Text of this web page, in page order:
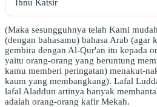
(Maka sesungguhnya telah Kami
(dengan bahasamu) bahasa Arab (agar
gembira dengan Al-Qur'an itu kepada
yaitu orang-orang yang beruntung
kamu memberi peringatan) menakut-
kaum yang membangkang). Lafal
lafal Aladdun artinya banyak
adalah orang-orang kafir Mekah.